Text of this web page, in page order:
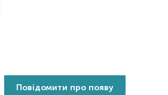
Повідомити про появу